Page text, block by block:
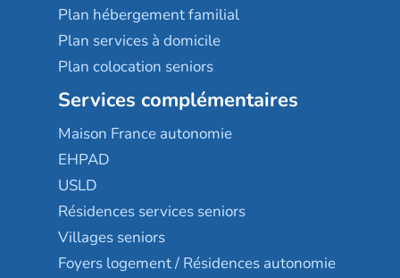
Plan hébergement familial
Plan services à domicile
Plan colocation seniors
Services complémentaires
Maison France autonomie
EHPAD
USLD
Résidences services seniors
Villages seniors
Foyers logement / Résidences autonomie